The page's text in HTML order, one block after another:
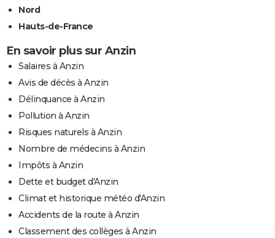
Nord
Hauts-de-France
En savoir plus sur Anzin
Salaires à Anzin
Avis de décès à Anzin
Délinquance à Anzin
Pollution à Anzin
Risques naturels à Anzin
Nombre de médecins à Anzin
Impôts à Anzin
Dette et budget d'Anzin
Climat et historique météo d'Anzin
Accidents de la route à Anzin
Classement des collèges à Anzin